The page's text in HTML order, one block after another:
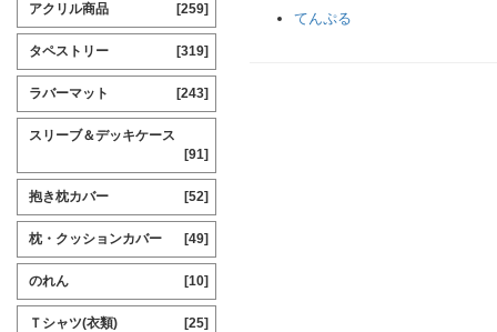
てんぷる
アクリル商品 [259]
タペストリー [319]
ラバーマット [243]
スリーブ＆デッキケース
[91]
抱き枕カバー [52]
枕・クッションカバー [49]
のれん [10]
Ｔシャツ(衣類) [25]